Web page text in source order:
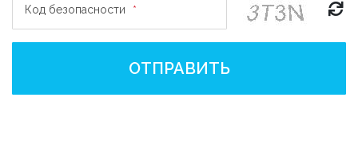
Код безопасности *
ОТПРАВИТЬ